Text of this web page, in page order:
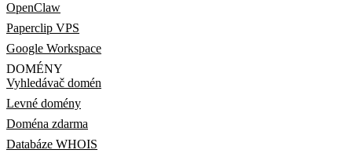
OpenClaw
Paperclip VPS
Google Workspace
DOMÉNY
Vyhledávač domén
Levné domény
Doména zdarma
Databáze WHOIS